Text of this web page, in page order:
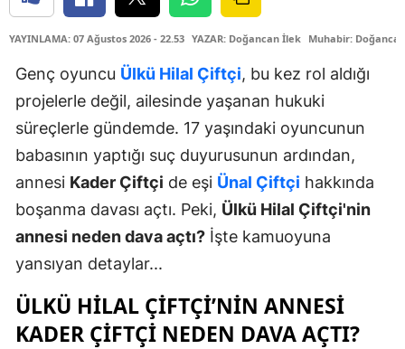
YAYINLAMA: 07 Ağustos 2026 - 22.53 YAZAR: Doğancan İlek Muhabir:
Genç oyuncu Ülkü Hilal Çiftçi, bu kez rol aldığı
projelerle değil, ailesinde yaşanan hukuki
süreçlerle gündemde. 17 yaşındaki oyuncunun
babasının yaptığı suç duyurusunun ardından,
annesi Kader Çiftçi de eşi Ünal Çiftçi hakkında
boşanma davası açtı. Peki, Ülkü Hilal Çiftçi'nin
annesi neden dava açtı? İşte kamuoyuna
yansıyan detaylar...
ÜLKÜ HILAL ÇIFTÇI’NIN ANNESI
KADER ÇIFTÇI NEDEN DAVA AÇTI?